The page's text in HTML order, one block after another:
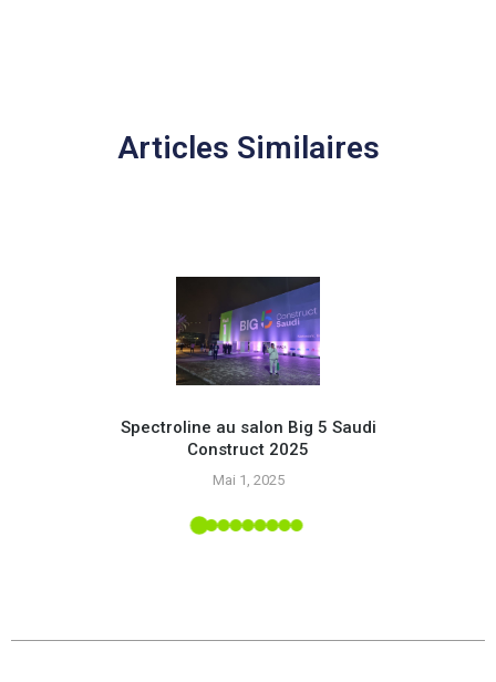
Articles Similaires
Spectroline au salon Big 5 Saudi
Construct 2025
Mai 1, 2025